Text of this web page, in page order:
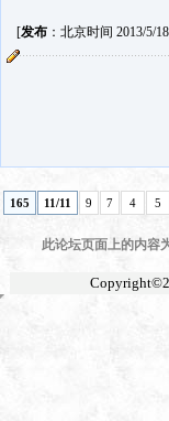
[发布：北京时间 2013/5/
165 11/11 9 7 4 5
此论坛页面上的内容